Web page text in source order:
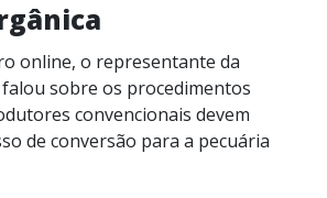
online, o representante da
sobre os procedimentos
convencionais devem
de conversão para a pecuária